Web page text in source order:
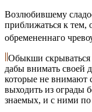
Возлюбившему
приближаться к тем,
обремененнаго
Обыкши скрываться
дабы внимать своей
которые не внимают
выходить из ограды
знаемых, и с ними по